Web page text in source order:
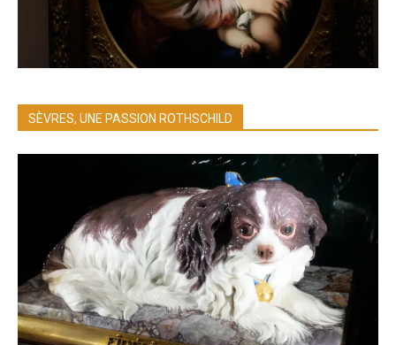
SÈVRES, UNE PASSION ROTHSCHILD